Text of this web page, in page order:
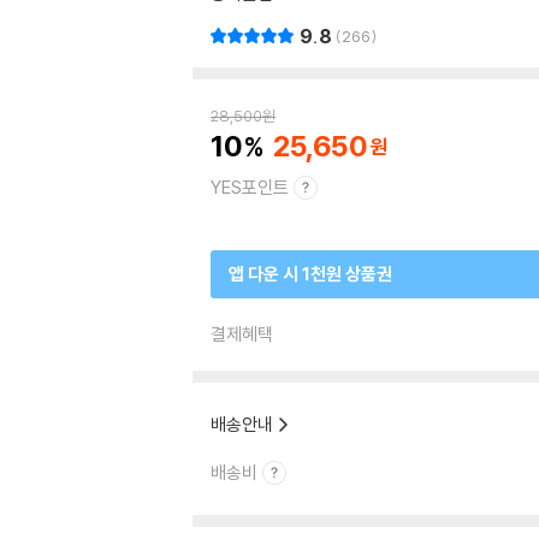
9.8 266
28,500원
10 25,650
YES포인트
앱 다운 시 1천원 상품권
결제혜택
배송안내
배송비